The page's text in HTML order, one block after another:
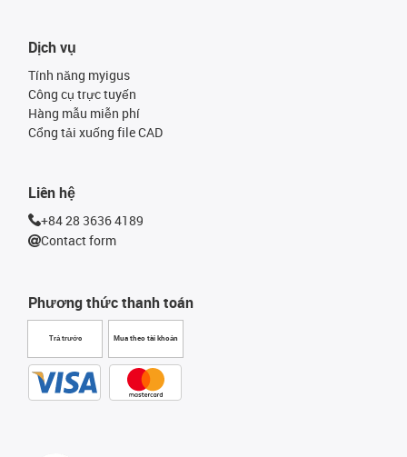
Phương thức thanh toán
Trả trước Mua theo tài khoản
Dịch vụ
Tính năng myigus
Công cụ trực tuyến
Hàng mẫu miễn phí
Cổng tải xuống file CAD
Liên hệ
+84 28 3636 4189
Contact form